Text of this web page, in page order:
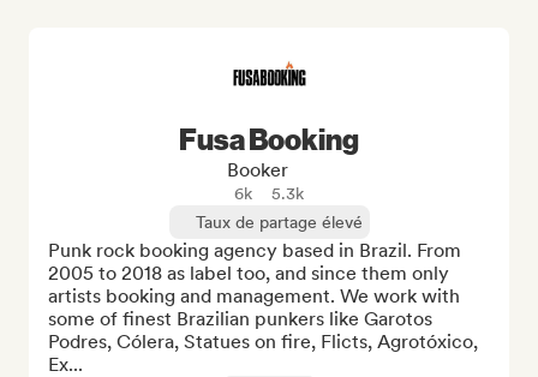
Fusa Booking
Booker
6k
5.3k
Taux de partage élevé
Punk rock booking agency based in Brazil. From
2005 to 2018 as label too, and since them only
artists booking and management. We work with
some of finest Brazilian punkers like Garotos
Podres, Cólera, Statues on fire, Flicts, Agrotóxico,
Ex...